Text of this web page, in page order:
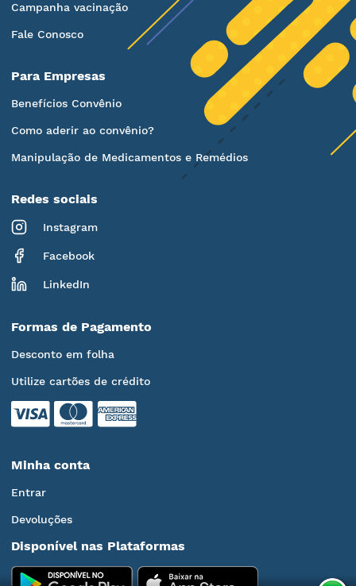
Campanha vacinação
Fale Conosco
Para Empresas
Benefícios Convênio
Como aderir ao convênio?
Manipulação de Medicamentos e Remédios
Redes sociais
Instagram
Facebook
LinkedIn
Formas de Pagamento
Desconto em folha
Utilize cartões de crédito
Minha conta
Entrar
Devoluções
Disponível nas Plataformas